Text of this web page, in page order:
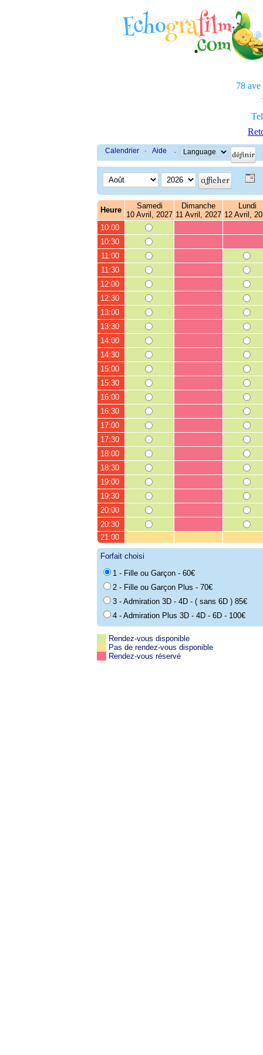
78 ave
Calendrier · Aide ·
Heure
Samedi
10 Avril, 2027
Dimanche
11 Avril, 2027
Lundi
12 Avril,
10:00
10:30
11:00
11:30
12:00
12:30
13:00
13:30
14:00
14:30
15:00
15:30
16:00
16:30
17:00
17:30
18:00
18:30
19:00
19:30
20:00
20:30
21:00
Forfait choisi
1 - Fille ou Garçon - 60€
2 - Fille ou Garçon Plus - 70€
3 - Admiration 3D - 4D - ( sans 6D ) 85€
4 - Admiration Plus 3D - 4D - 6D - 100€
Rendez-vous disponible
Pas de rendez-vous disponible
Rendez-vous réservé